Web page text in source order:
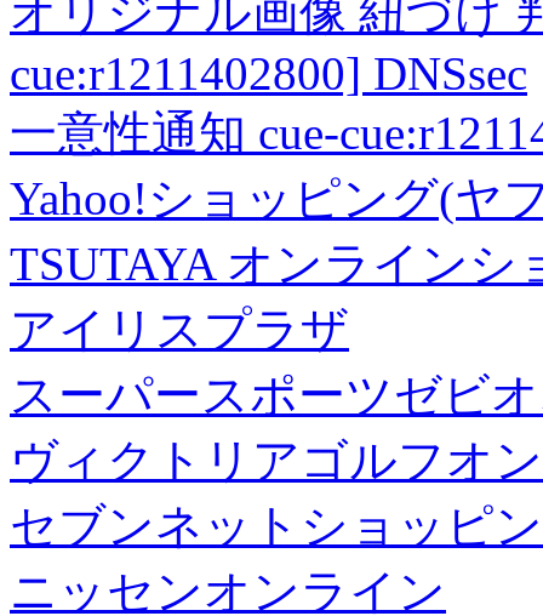
オリジナル画像 紐づけ
cue:r1211402800] DNSsec
一意性通知 cue-
Yahoo!ショッピング(ヤ
TSUTAYA オンラインシ
アイリスプラザ
スーパースポーツゼビ
ヴィクトリアゴルフオ
セブンネットショッピ
ニッセンオンライン